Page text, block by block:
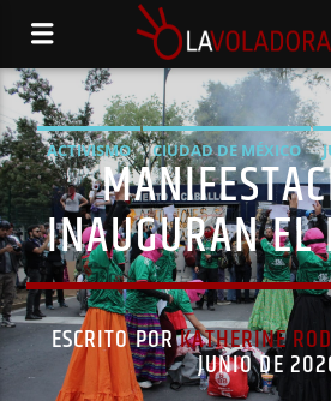
ACTIVISMO CIUDAD DE MÉXICO
PROTESTA
INAUGURAN
ESCRITO PORKATHERINE
JUNIO DE